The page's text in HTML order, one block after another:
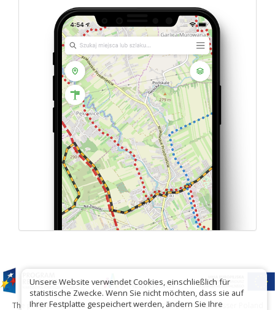
The project has been carried out with financial support of Lesser Poland
Unsere Website verwendet Cookies, einschließlich für
statistische Zwecke. Wenn Sie nicht möchten, dass sie auf
Ihrer Festplatte gespeichert werden, ändern Sie Ihre